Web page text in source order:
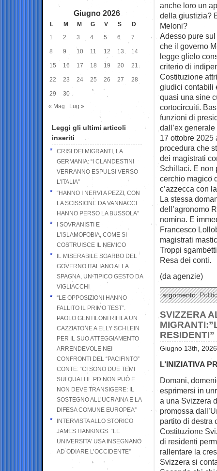
anche loro un
della giustizia?
Meloni?
Adesso pure
che il governo
legge glielo
criterio di
Costituzione
giudici contabili
quasi una sine
cortocircuiti.
funzioni di
dall’ex
17 ottobre 2025
procedura che
dei magistrati
Schillaci. E non
cerchio magico
c’azzecca con
La stessa
dell’agronomo
nomina. E
Francesco
magistrati
Troppi
Resa dei conti.
(da agenzie)
argomento:
SVIZZERA
RESIDENTI”
Giugno 13th,
L’INIZIATIVA
Domani,
esprimersi in
a una Svizzera
promossa
partito di destra
Costituzione
di residenti
rallentare la
Svizzera si
Giugno 2026
L M M G V S
D
1
2 3 4 5 6 7
8 9 10 11 12 13 14
15 16 17 18 19 20 21
22 23 24 25 26 27 28
29
30
« Mag
Lug »
Leggi gli ultimi articoli
inseriti
CRISI DEI MIGRANTI, LA
GERMANIA: “I CLANDESTINI
VERRANNO ESPULSI VERSO
L’ITALIA”
“HANNO I NERVI A PEZZI, CON
LA SCISSIONE DA VANNACCI
HANNO PERSO LA BUSSOLA”
I SOVRANISTI E
L’ISLAMOFOBIA, COME SI
COSTRUISCE IL NEMICO
IL MISERABILE SGARBO DEL
GOVERNO ITALIANO ALLA
SPAGNA, UN TIPICO GESTO DA
VIGLIACCHI
“LE OPPOSIZIONI HANNO
FALLITO IL PRIMO TEST”.
PAOLO GENTILONI RIFILA UN
CAZZIATONE A ELLY SCHLEIN
PER IL SUO ATTEGGIAMENTO
ARRENDEVOLE NEI
CONFRONTI DEL “PACIFINTO”
CONTE: “CI SONO DUE TEMI
SUI QUALI IL PD NON PUÒ E
NON DEVE TRANSIGERE: IL
SOSTEGNO ALL’UCRAINA E LA
DIFESA COMUNE EUROPEA”
INTERVISTA ALLO STORICO
JAMES HANKINGS: “LE
UNIVERSITA’ USA INSEGNANO
AD ODIARE L’OCCIDENTE”